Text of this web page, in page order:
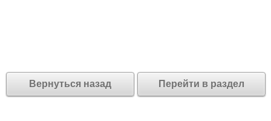
Вернуться назад Перейти в раздел